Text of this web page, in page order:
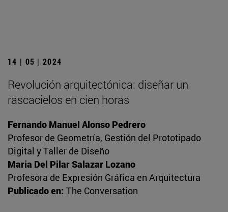
14 | 05 | 2024
Revolución arquitectónica: diseñar un
rascacielos en cien horas
Fernando Manuel Alonso Pedrero
Profesor de Geometría, Gestión del Prototipado
Digital y Taller de Diseño
Maria Del Pilar Salazar Lozano
Profesora de Expresión Gráfica en Arquitectura
Publicado en: The Conversation